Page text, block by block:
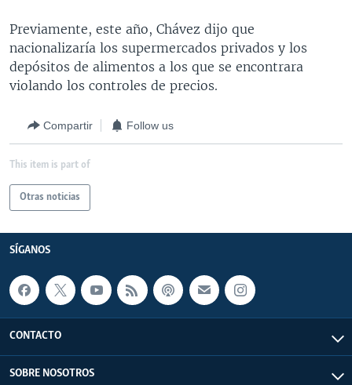
Previamente, este año, Chávez dijo que
nacionalizaría los supermercados privados y los
depósitos de alimentos a los que se encontrara
violando los controles de precios.
Compartir Follow us
This item is part of
Otras noticias
SÍGANOS
CONTACTO
SOBRE NOSOTROS